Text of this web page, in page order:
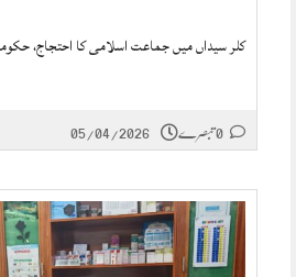
کلر سیداں میں جماعت اسلامی کا احتجاج،
05/04/2026